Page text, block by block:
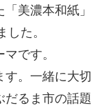
美濃本和紙」
た。
です。
。一緒に大切
だるま市の話題